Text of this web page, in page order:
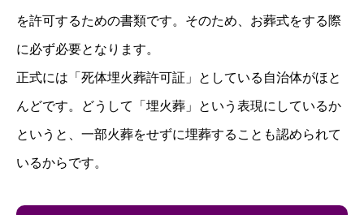
を許可するための書類です。そのため、お葬式をする際
に必ず必要となります。
正式には「死体埋火葬許可証」としている自治体がほと
んどです。どうして「埋火葬」という表現にしているか
というと、一部火葬をせずに埋葬することも認められて
いるからです。